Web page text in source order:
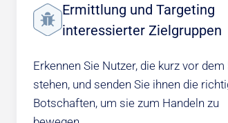
Ermittlung und Targeting
interessierter Zielgruppen
Erkennen Sie Nutzer, die kurz vor
stehen, und senden Sie ihnen die
Botschaften, um sie zum Handeln zu